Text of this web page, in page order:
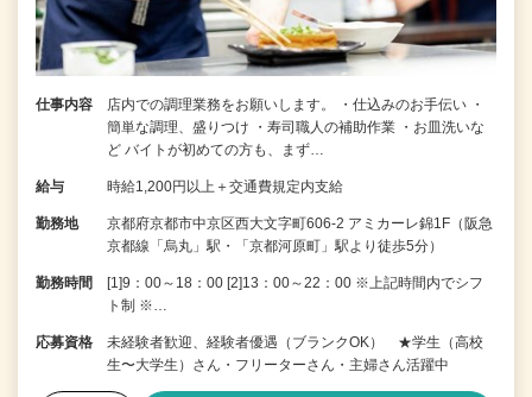
仕事内容
店内での調理業務をお願いします。 ・仕込みのお手伝い ・
簡単な調理、盛りつけ ・寿司職人の補助作業 ・お皿洗いな
ど バイトが初めての方も、まず…
給与 時給1,200円以上＋交通費規定内支給
勤務地
京都府京都市中京区西大文字町606-2 アミカーレ錦1F（阪急
京都線「烏丸」駅・「京都河原町」駅より徒歩5分）
勤務時間
[1]9：00～18：00 [2]13：00～22：00 ※上記時間内でシフ
ト制 ※…
応募資格
未経験者歓迎、経験者優遇（ブランクOK） ★学生（高校
生〜大学生）さん・フリーターさん・主婦さん活躍中